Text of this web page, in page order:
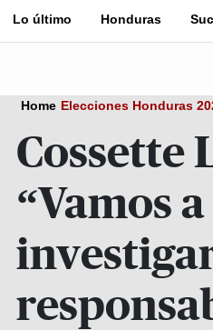
Lo último Honduras
Home Elecciones Honduras
Cossette
“Vamos a